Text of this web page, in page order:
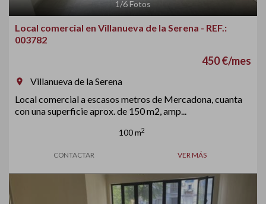
1/6Fotos
Local comercial en Villanueva de la Serena - REF.:
003782
450 €/mes
room
Villanueva de la Serena
Local comercial a escasos metros de Mercadona, cuanta
con una superficie aprox. de 150 m2, amp...
100 m2
CONTACTAR VER MÁS